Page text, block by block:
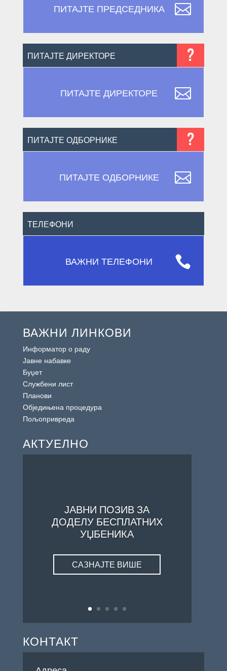

ПИТАЈТЕ ПРЕДСЕДНИКА
ПИТАЈТЕ ДИРЕКТОРЕ ?

ПИТАЈТЕ ДИРЕКТОРЕ
ПИТАЈТЕ ОДБОРНИКЕ ?

ПИТАЈТЕ ОДБОРНИКЕ
ТЕЛЕФОНИ

ВАЖНИ ТЕЛЕФОНИ
ВАЖНИ ЛИНКОВИ
Информатор о раду
Јавне набавке
Буџет
Службени лист
Планови
Обједињена процедура
Пољопривреда
АКТУЕЛНО
ЈАВНИ ПОЗИВ ЗА
ДОДЕЛУ БЕСПЛАТНИХ
УЏБЕНИКА
САЗНАЈТЕ ВИШЕ
КОНТАКТ